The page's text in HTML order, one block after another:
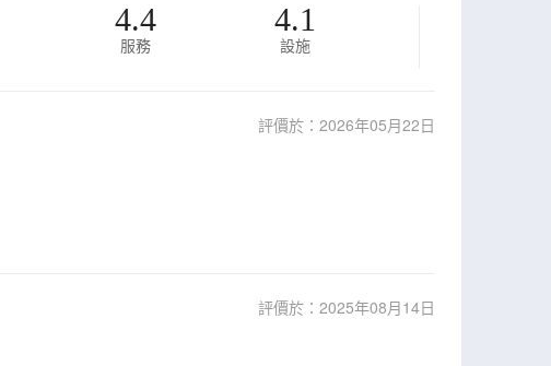
4.4
服務
4.1
設施
評價於：2026年05月22日
評價於：2025年08月14日